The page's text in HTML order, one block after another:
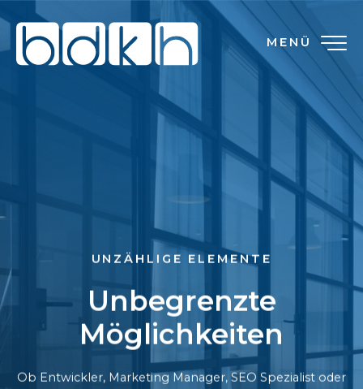
MENÜ
UNZÄHLIGE ELEMENTE
Unbegrenzte
Möglichkeiten
Ob Entwickler, Marketing Manager, SEO Spezialist oder